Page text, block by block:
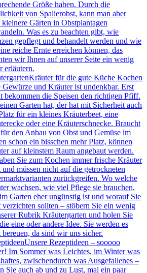
Größe haben. Durch die
von Spalierobst, kann man aber
kleinere Gärten in Obstplantagen
Was es zu beachten gibt, wie
gepflegt und behandelt werden und wie
reiche Ernte erreichen können, das
wir Ihnen auf unserer Seite ein wenig
erläutern.
Kräuter für die gute Küche Kochen
Gewürze und Kräuter ist undenkbar. Erst
bekommen die Speisen den richtigen Pfiff.
Garten hat, der hat mit Sicherheit auch
für ein kleines Kräuterbeet, eine
oder eine Kräuterschnecke. Braucht
den Anbau von Obst und Gemüse im
schon ein bisschen mehr Platz, können
auf kleinstem Raum angebaut werden.
Sie zum Kochen immer frische Kräuter
und müssen nicht auf die getrockneten
zurückgreifen. Wo welche
wachsen, wie viel Pflege sie brauchen,
Garten eher ungünstig ist und worauf Sie
verzichten sollten – stöbern Sie ein wenig
Rubrik Kräutergarten und holen Sie
eine oder andere Idee. Sie werden es
bereuen, da sind wir uns sicher.
Unsere Rezeptideen – sooooo
Im Sommer was Leichtes, im Winter was
zwischendurch was Ausgefallenes –
Sie auch ab und zu Lust, mal ein paar